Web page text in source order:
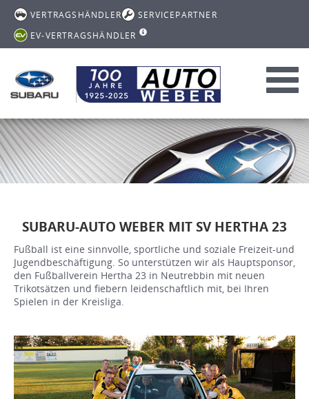
VERTRAGSHÄNDLER
SERVICEPARTNER
EV-VERTRAGSHÄNDLER
SUBARU-AUTO WEBER MIT SV HERTHA 23
Fußball ist eine sinnvolle, sportliche und soziale Freizeit-und
Jugendbeschäftigung. So unterstützen wir als Hauptsponsor,
den Fußballverein Hertha 23 in Neutrebbin mit neuen
Trikotsätzen und fiebern leidenschaftlich mit, bei Ihren
Spielen in der Kreisliga.